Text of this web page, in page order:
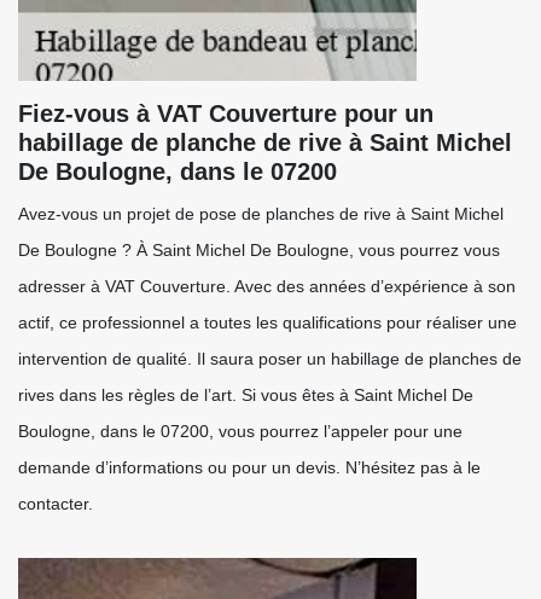
Fiez-vous à VAT Couverture pour un
habillage de planche de rive à Saint Michel
De Boulogne, dans le 07200
Avez-vous un projet de pose de planches de rive à Saint Michel
De Boulogne ? À Saint Michel De Boulogne, vous pourrez vous
adresser à VAT Couverture. Avec des années d’expérience à son
actif, ce professionnel a toutes les qualifications pour réaliser une
intervention de qualité. Il saura poser un habillage de planches de
rives dans les règles de l’art. Si vous êtes à Saint Michel De
Boulogne, dans le 07200, vous pourrez l’appeler pour une
demande d’informations ou pour un devis. N’hésitez pas à le
contacter.